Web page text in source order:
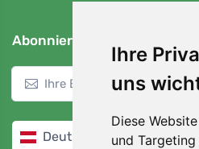
Ihre
uns
Diese
und
Abonnieren Sie unseren
Deutsch / EUR